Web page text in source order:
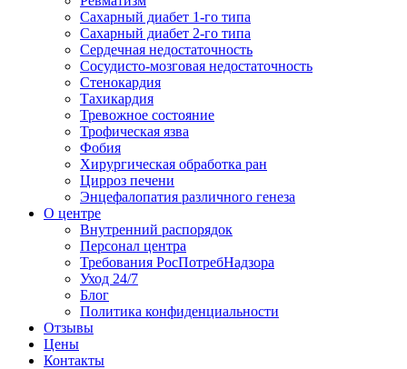
Сахарный диабет 1-го типа
Сахарный диабет 2-го типа
Сердечная недостаточность
Сосудисто-мозговая недостаточность
Стенокардия
Тахикардия
Тревожное состояние
Трофическая язва
Фобия
Хирургическая обработка ран
Цирроз печени
Энцефалопатия различного генеза
О центре
Внутренний распорядок
Персонал центра
Требования РосПотребНадзора
Уход 24/7
Блог
Политика конфиденциальности
Отзывы
Цены
Контакты